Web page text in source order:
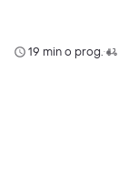
19 min o prog.•